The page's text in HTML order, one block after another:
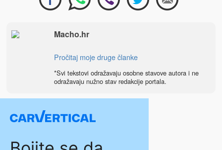
Macho.hr
Pročitaj moje druge članke
*Svi tekstovi odražavaju osobne stavove autora i ne
odražavaju nužno stav redakcije portala.